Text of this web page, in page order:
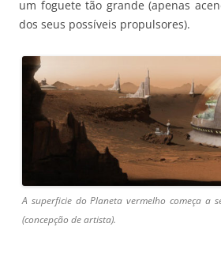
um foguete tão grande (apenas
dos seus possíveis propulsores).
A superficie do Planeta vermelho começa a
(concepção de artista).